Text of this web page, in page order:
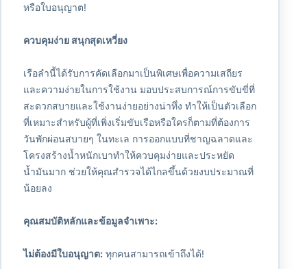
หรือใบอนุญาต!
ควบคุมง่าย สนุกสุดเหวี่ยง
เรือลำนี้ได้รับการคัดเลือกมาเป็นพิเศษเพื่อความเสถียร
และความง่ายในการใช้งาน มอบประสบการณ์การขับขี่ที่
สะดวกสบายและใช้งานง่ายอย่างน่าทึ่ง ทำให้เป็นตัวเลือก
ที่เหมาะสำหรับผู้ที่เพิ่งเริ่มขับเรือหรือใครก็ตามที่ต้องการ
วันพักผ่อนสบายๆ ในทะเล การออกแบบที่ชาญฉลาดและ
โครงสร้างน้ำหนักเบาทำให้ควบคุมง่ายและประหยัด
น้ำมันมาก ช่วยให้คุณสำรวจได้ไกลขึ้นด้วยงบประมาณที่
น้อยลง
คุณสมบัติหลักและข้อมูลจำเพาะ:
ไม่ต้องมีใบอนุญาต:ทุกคนสามารถเข้าถึงได้!